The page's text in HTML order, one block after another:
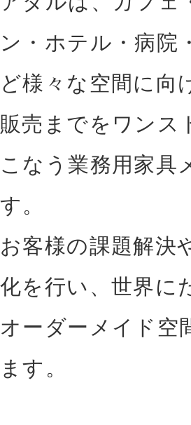
ン・ホテル・病院
ど様々な空間に向
販売までをワンス
こなう業務用家具
す。
お客様の課題解決
化を行い、世界に
オーダーメイド空
ます。